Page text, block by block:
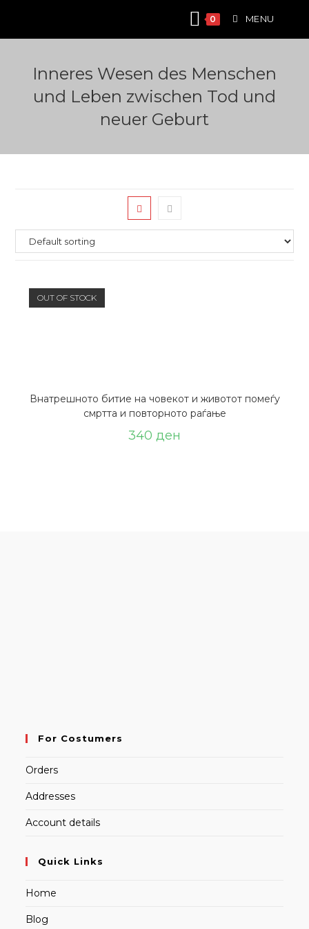
content
0 MENU
Inneres Wesen des Menschen
und Leben zwischen Tod und
neuer Geburt
OUT OF STOCK
Внатрешното битие на човекот и животот помеѓу
смртта и повторното раѓање
340 ден
For Costumers
Orders
Addresses
Account details
Quick Links
Home
Blog